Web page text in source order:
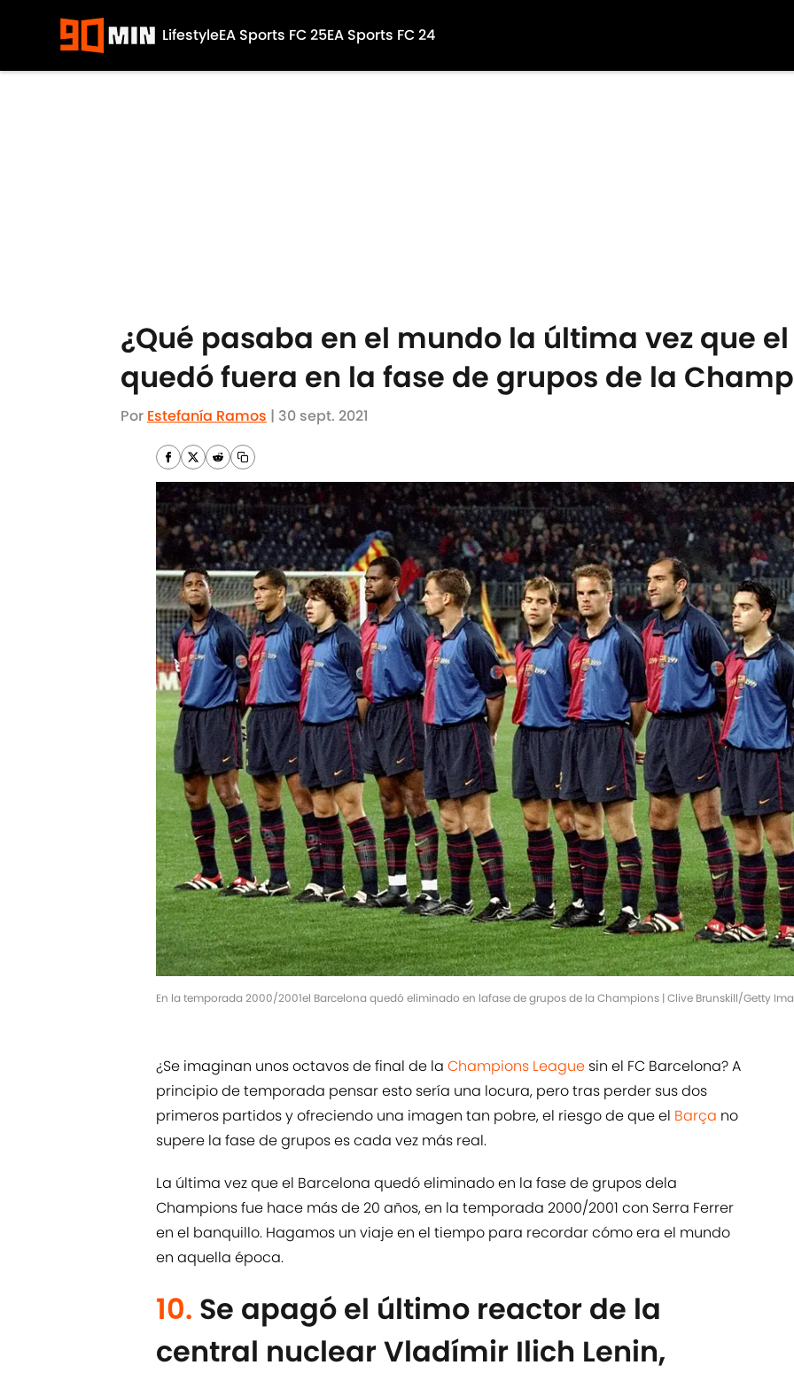
LifestyleEA Sports FC 25EA Sports FC 24
¿Qué pasaba en el mundo la última vez que
quedó fuera en la fase de grupos de la
Por Estefanía Ramos | 30 sept. 2021
En la temporada 2000/2001el Barcelona quedó eliminado en lafase de grupos de la Champions | Clive Brunskill/Getty
¿Se imaginan unos octavos de final de la Champions League sin el FC Barcelona? A
principio de temporada pensar esto sería una locura, pero tras perder sus dos
primeros partidos y ofreciendo una imagen tan pobre, el riesgo de que el Barça no
supere la fase de grupos es cada vez más real.
La última vez que el Barcelona quedó eliminado en la fase de grupos dela
Champions fue hace más de 20 años, en la temporada 2000/2001 con Serra Ferrer
en el banquillo. Hagamos un viaje en el tiempo para recordar cómo era el mundo
en aquella época.
10. Se apagó el último reactor de la
central nuclear Vladímir Ilich Lenin,